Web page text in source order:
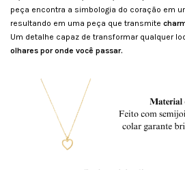
peça encontra a simbologia do coração em
resultando em uma peça que transmite
Um detalhe capaz de transformar qualquer
olhares por onde você passar.